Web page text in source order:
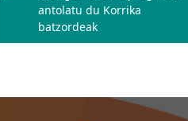
antolatu du Korrika
batzordeak